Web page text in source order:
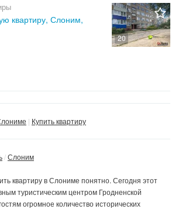
20
квартиру, Слоним,
Купить квартиру
Слоним
квартиру в Слониме понятно. Сегодня этот
туристическим центром Гродненской
огромное количество исторических